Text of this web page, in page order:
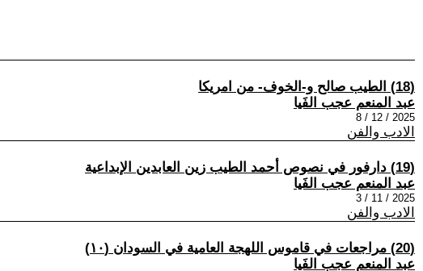
(18) الطيب صالح و-الخوف- من امريكا
عبد المنعم عجب الفَيا
2025 / 12 / 8
الادب والفن
(19) دارفور في نصوص أحمد الطيب زين العابدين الإبداعية
عبد المنعم عجب الفَيا
2025 / 11 / 3
الادب والفن
(20) مراجعات في قاموس اللهجة العامية في السودان (١٠)
عبد المنعم عجب الفَيا